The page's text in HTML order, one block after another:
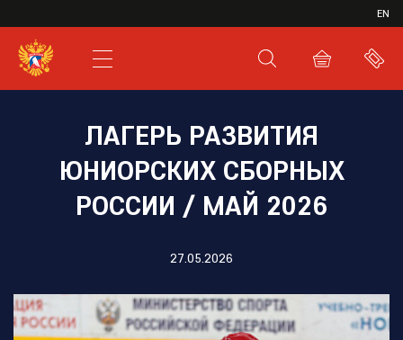
EN
XHL.RU
ВКС
ЛАГЕРЬ РАЗВИТИЯ
ЮНИОРСКИХ СБОРНЫХ
РОССИИ / МАЙ 2026
27.05.2026